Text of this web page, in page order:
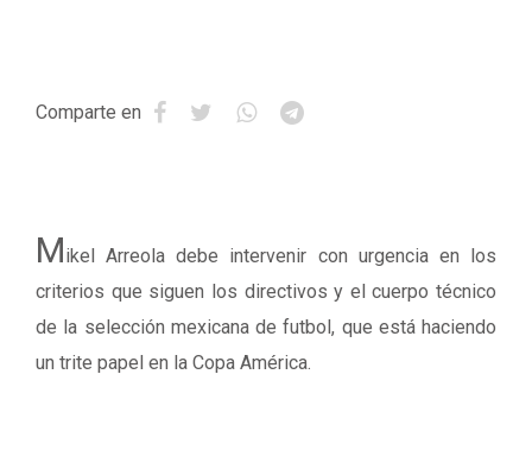
Comparte en
Mikel Arreola debe intervenir con urgencia en los
criterios que siguen los directivos y el cuerpo técnico
de la selección mexicana de futbol, que está haciendo
un trite papel en la Copa América.